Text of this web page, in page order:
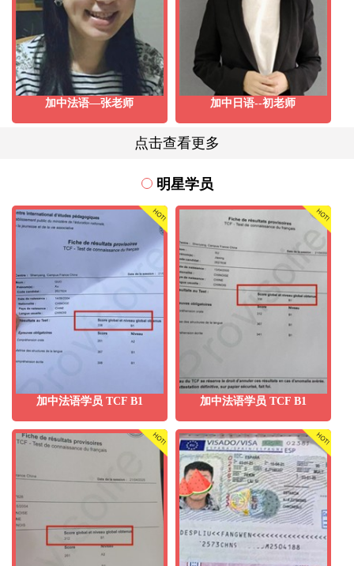
加中法语—张老师 加中日语--初老师
点击查看更多
明星学员
加中法语学员 TCF B1 加中法语学员 TCF B1